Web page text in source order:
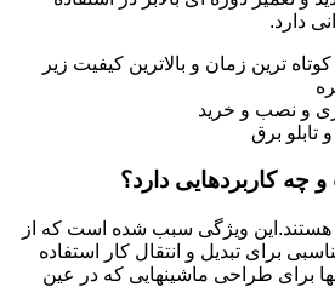
دارد.
کوتاه ترین زمان و بالاترین کیفیت زیر
و نصب و خرید
تابلو برق
کاربردهایی دارد؟
هستند.این ویژگی سبب شده است که از
برای تبدیل و انتقال کار استفاده
برای طراحی ماشینهایی که در عین